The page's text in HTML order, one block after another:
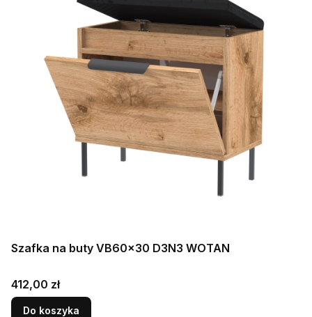
Szafka na buty VB60x30 D3N3 WOTAN
Cena
412,00 zł
Do koszyka